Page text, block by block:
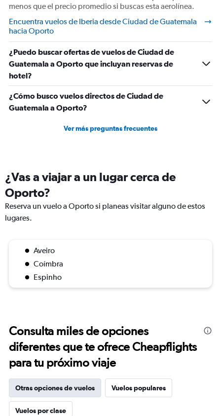
menos que el precio promedio si buscas esta aerolínea.
Encuentra vuelos de Iberia desde Ciudad de Guatemala
hacia Oporto
¿Puedo buscar ofertas de vuelos de Ciudad de
Guatemala a Oporto que incluyan reservas de
hotel?
¿Cómo busco vuelos directos de Ciudad de
Guatemala a Oporto?
Ver más preguntas frecuentes
¿Vas a viajar a un lugar cerca de
Oporto?
Reserva un vuelo a Oporto si planeas visitar alguno de estos
lugares.
Aveiro
Coímbra
Espinho
Consulta miles de opciones
diferentes que te ofrece Cheapflights
para tu próximo viaje
Otras opciones de vuelos Vuelos populares
Vuelos por clase